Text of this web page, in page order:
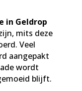
in Geldrop
mits deze
Veel
aangepakt
wordt
blijft.